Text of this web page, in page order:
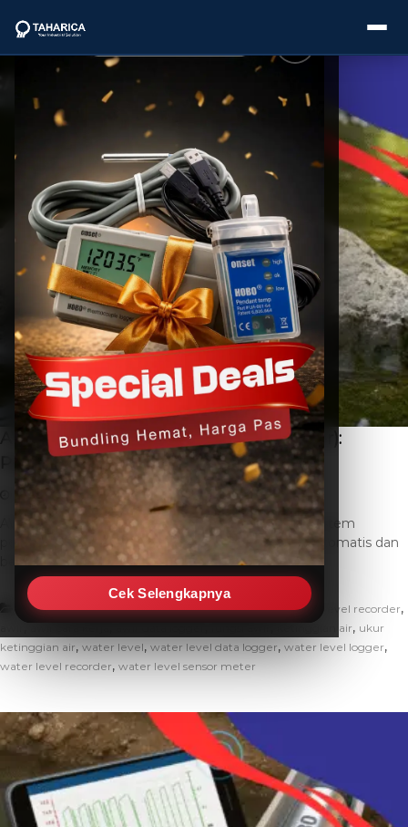
Cek Selengkapnya
Categories
Brands
Service
Industries
Blogs
AWLR: (Automatic Water Level Recorder):
Pengukur Ketinggian Air
January 6, 2026 THC SEO Leave a Comment
AWLR (Automatic Water Level Recorder) adalah sistem
pemantauan tinggi muka air yang bekerja secara otomatis dan
berkelanjutan. Alat ini dirancang […]
Artikel alat ukur ketinggian air,automatic water level recorder,
, ketinggian air, ukur
ketinggian air, water level, water level data logger, water level logger,
water level recorder, water level sensor meter